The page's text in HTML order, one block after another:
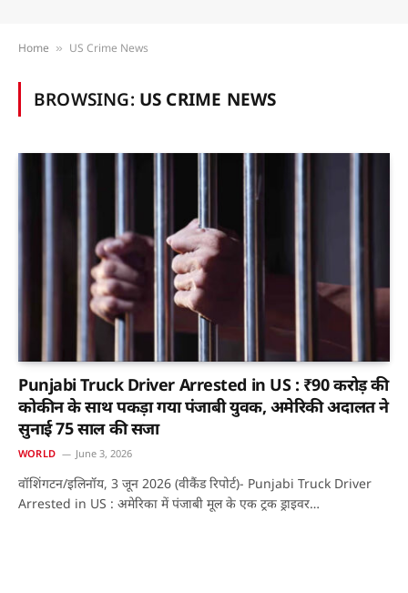
Home » US Crime News
BROWSING: US CRIME NEWS
Punjabi Truck Driver Arrested in US : ₹90 करोड़ की
कोकीन के साथ पकड़ा गया पंजाबी युवक, अमेरिकी अदालत ने
सुनाई 75 साल की सजा
WORLD June 3, 2026
वॉशिंगटन/इलिनॉय, 3 जून 2026 (वीकैंड रिपोर्ट)- Punjabi Truck Driver
Arrested in US : अमेरिका में पंजाबी मूल के एक ट्रक ड्राइवर…